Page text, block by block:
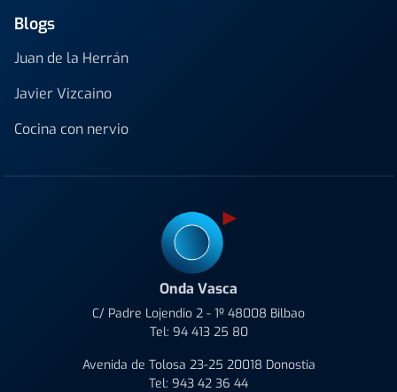
Blogs
Juan de la Herrán
Javier Vizcaino
Cocina con nervio
Onda Vasca
C/ Padre Lojendio 2 - 1º 48008 Bilbao
Tel: 94 413 25 80
Avenida de Tolosa 23-25 20018 Donostia
Tel: 943 42 36 44